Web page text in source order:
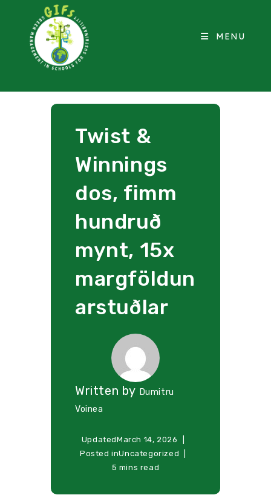
MENU
Twist &
Winnings
dos, fimm
hundruð
mynt, 15x
margföldun
arstuðlar
Written by Dumitru
Voinea
UpdatedMarch 14, 2026
Posted inUncategorized
5 mins read